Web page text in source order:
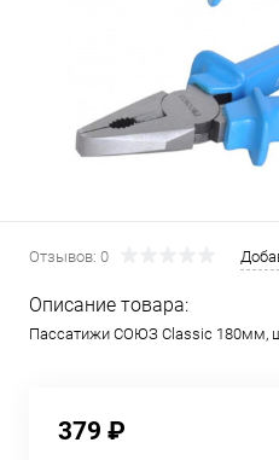
Отзывов: 0
Описание товара:
Пассатижи СОЮЗ Classic 180мм,
379 ₽